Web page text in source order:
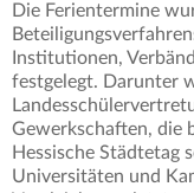
Die Ferientermine
Institutionen,
festgelegt. Darunter
Gewerkschaften, die
Hessische Städtetag
Universitäten und